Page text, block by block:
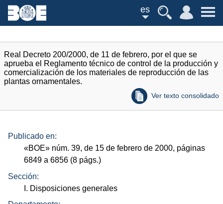
es
Real Decreto 200/2000, de 11 de febrero, por el que se
aprueba el Reglamento técnico de control de la producción y
comercialización de los materiales de reproducción de las
plantas ornamentales.
Ver texto consolidado
Publicado en:
«BOE» núm. 39, de 15 de febrero de 2000, páginas
6849 a 6856 (8 págs.)
Sección:
I. Disposiciones generales